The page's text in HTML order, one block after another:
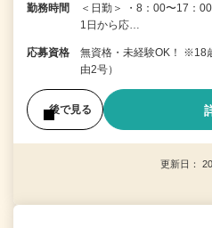
勤務時間
＜日勤＞ ・8：00〜17：
1日から応…
応募資格
無資格・未経験OK！ ※18
由2号）
後で見る
更新日：